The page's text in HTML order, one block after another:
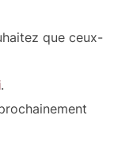
que ceux-
.